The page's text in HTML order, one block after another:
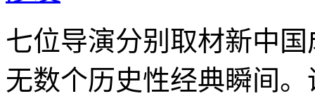
七位导演分别取材新中
无数个历史性经典瞬间